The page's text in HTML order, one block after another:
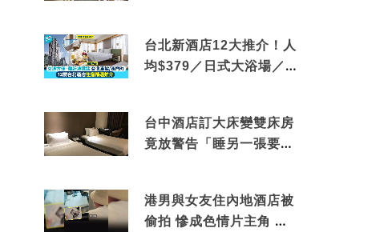
台北新酒店12大推介！人
均$379／日式大浴場／1
台中酒店訂大床變雙床房
竟放警告「睡另一張要加
港男與女友住內地酒店被
偷拍 慘成色情片主角 鏡